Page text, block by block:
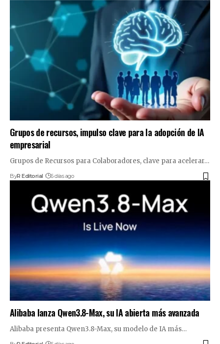
Grupos de recursos, impulso clave para la adopción de IA
empresarial
Grupos de Recursos para Colaboradores, clave para acelerar…
ByR Editorial 6 días ago
Alibaba lanza Qwen3.8-Max, su IA abierta más avanzada
Alibaba presenta Qwen3.8-Max, su modelo de IA más…